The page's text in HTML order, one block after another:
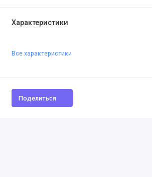
Характеристики
Все характеристики
Поделиться